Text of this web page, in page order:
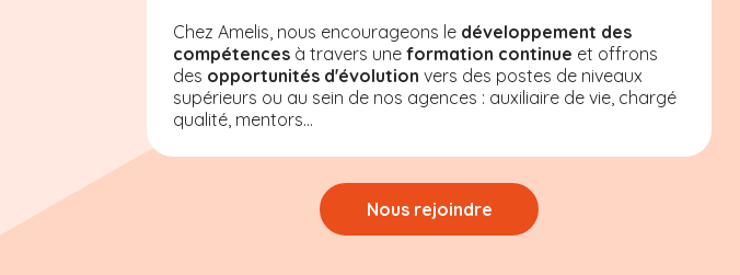
Chez Amelis, nous encourageons le développement des
compétences à travers une formation continue et offrons
des opportunités d'évolution vers des postes de niveaux
supérieurs ou au sein de nos agences : auxiliaire de vie, chargé
qualité, mentors...
Nous rejoindre